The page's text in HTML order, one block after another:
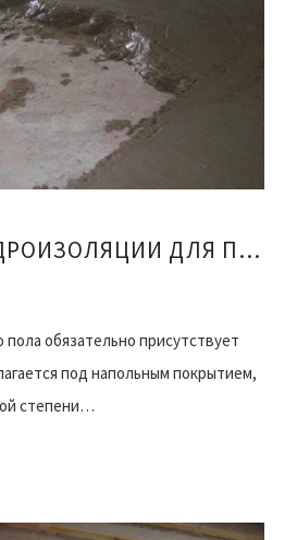
ТОЛЩИНА ГИДРОИЗОЛЯЦИИ ДЛЯ ПОЛА
обязательно присутствует
под напольным покрытием,
степени…